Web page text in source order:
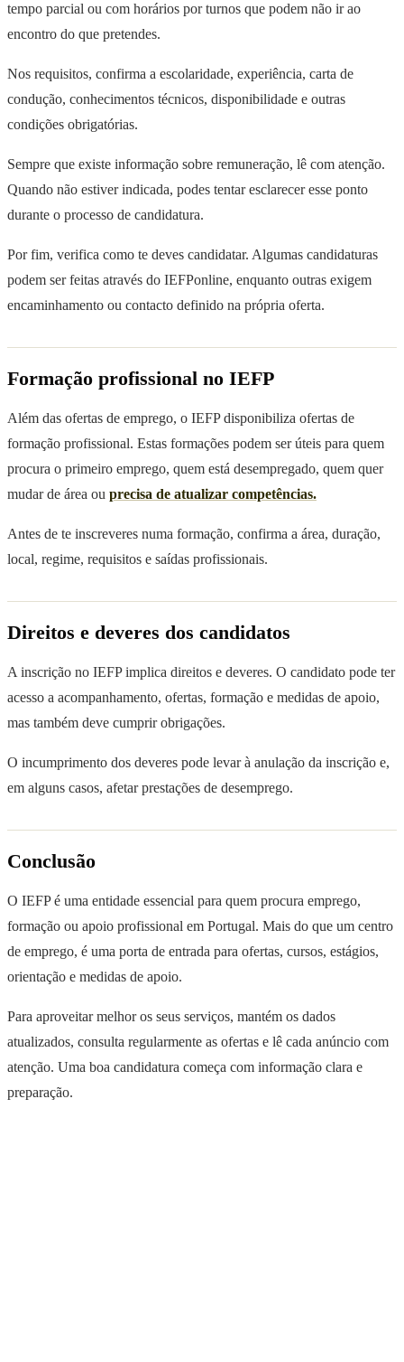
tempo parcial ou com horários por turnos que podem não ir ao
encontro do que pretendes.
Nos requisitos, confirma a escolaridade, experiência, carta de
condução, conhecimentos técnicos, disponibilidade e outras
condições obrigatórias.
Sempre que existe informação sobre remuneração, lê com atenção.
Quando não estiver indicada, podes tentar esclarecer esse ponto
durante o processo de candidatura.
Por fim, verifica como te deves candidatar. Algumas candidaturas
podem ser feitas através do IEFPonline, enquanto outras exigem
encaminhamento ou contacto definido na própria oferta.
Formação profissional no IEFP
Além das ofertas de emprego, o IEFP disponibiliza ofertas de
formação profissional. Estas formações podem ser úteis para quem
procura o primeiro emprego, quem está desempregado, quem quer
mudar de área ou precisa de atualizar competências.
Antes de te inscreveres numa formação, confirma a área, duração,
local, regime, requisitos e saídas profissionais.
Direitos e deveres dos candidatos
A inscrição no IEFP implica direitos e deveres. O candidato pode ter
acesso a acompanhamento, ofertas, formação e medidas de apoio,
mas também deve cumprir obrigações.
O incumprimento dos deveres pode levar à anulação da inscrição e,
em alguns casos, afetar prestações de desemprego.
Conclusão
O IEFP é uma entidade essencial para quem procura emprego,
formação ou apoio profissional em Portugal. Mais do que um centro
de emprego, é uma porta de entrada para ofertas, cursos, estágios,
orientação e medidas de apoio.
Para aproveitar melhor os seus serviços, mantém os dados
atualizados, consulta regularmente as ofertas e lê cada anúncio com
atenção. Uma boa candidatura começa com informação clara e
preparação.